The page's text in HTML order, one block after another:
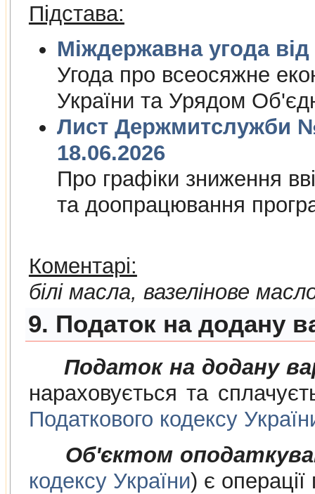
Підстава:
Угода про всеосяжне
України та Урядом
Лист Держмитслужби №
18.06.2026
Про графiки зниження
та доопрацювання
Коментарі:
білі масла, вазелінове
9. Податок на додану
Податок на додану
нараховується та
Податкового кодексу
Об'єктом
кодексу України) є операції